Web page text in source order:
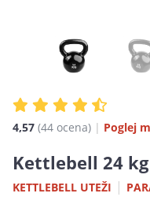
4,57 (44 ocena) | Poglej
Kettlebell 24 kg
KETTLEBELL UTEŽI |